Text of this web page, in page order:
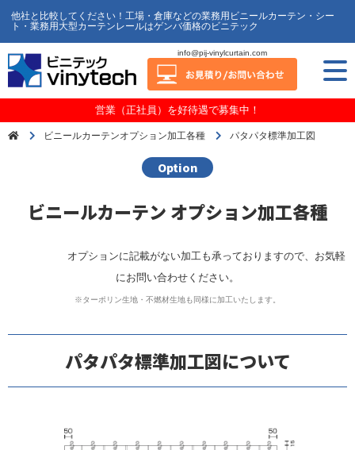
他社と比較してください！工場・倉庫などの業務用ビニールカーテン・シー
ト・業務用大型カーテンレールはゲンバ価格のビニテック
info@pij-vinylcurtain.com
営業（正社員）を好待遇で募集中！
ビニールカーテンオプション加工各種 パタパタ標準加工図
Option
ビニールカーテン オプション加工各種
オプションに記載がない加工も承っておりますので、お気軽
にお問い合わせください。
※ターポリン生地・不燃材生地も同様に加工いたします。
パタパタ標準加工図について